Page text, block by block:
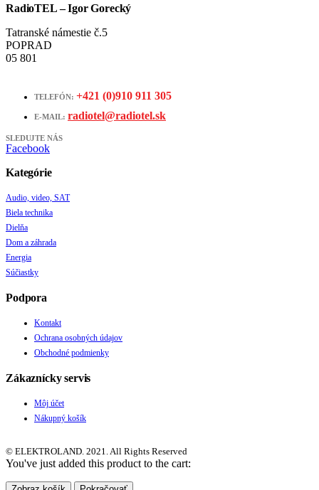
RadioTEL – Igor Gorecký
Tatranské námestie č.5
POPRAD
05 801
TELEFÓN: +421 (0)910 911 305
E-MAIL: radiotel@radiotel.sk
SLEDUJTE NÁS
Facebook
Kategórie
Audio, video, SAT
Biela technika
Dielňa
Dom a záhrada
Energia
Súčiastky
Podpora
Kontakt
Ochrana osobných údajov
Obchodné podmienky
Zákaznícky servis
Môj účet
Nákupný košík
© ELEKTROLAND. 2021. All Rights Reserved
You've just added this product to the cart: